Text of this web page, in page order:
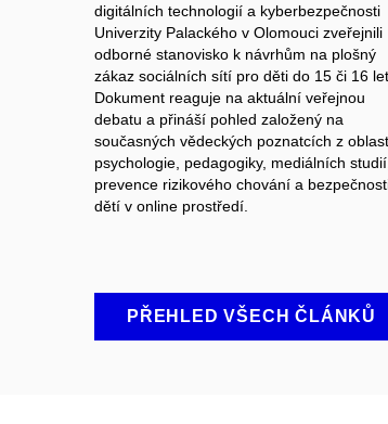
digitálních technologií a kyberbezpečnosti
Univerzity Palackého v Olomouci zveřejnili
odborné stanovisko k návrhům na plošný
zákaz sociálních sítí pro děti do 15 či 16 let.
Dokument reaguje na aktuální veřejnou
debatu a přináší pohled založený na
současných vědeckých poznatcích z
psychologie, pedagogiky, mediálních studií,
prevence rizikového chování a
dětí v online prostředí.
PŘEHLED VŠECH ČLÁNKŮ